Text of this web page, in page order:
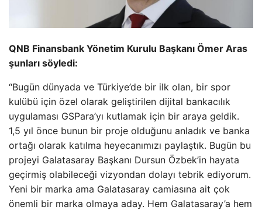
QNB Finansbank Yönetim Kurulu Başkanı Ömer Aras
şunları söyledi:
“Bugün dünyada ve Türkiye’de bir ilk olan, bir spor
kulübü için özel olarak geliştirilen dijital bankacılık
uygulaması GSPara’yı kutlamak için bir araya geldik.
1,5 yıl önce bunun bir proje olduğunu anladık ve banka
ortağı olarak katılma heyecanımızı paylaştık. Bugün bu
projeyi Galatasaray Başkanı Dursun Özbek’in hayata
geçirmiş olabileceği vizyondan dolayı tebrik ediyorum.
Yeni bir marka ama Galatasaray camiasına ait çok
önemli bir marka olmaya aday. Hem Galatasaray’a hem